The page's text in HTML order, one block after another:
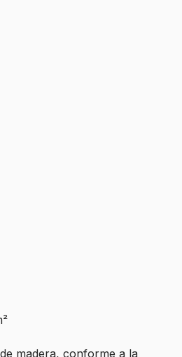
madera, conforme a la